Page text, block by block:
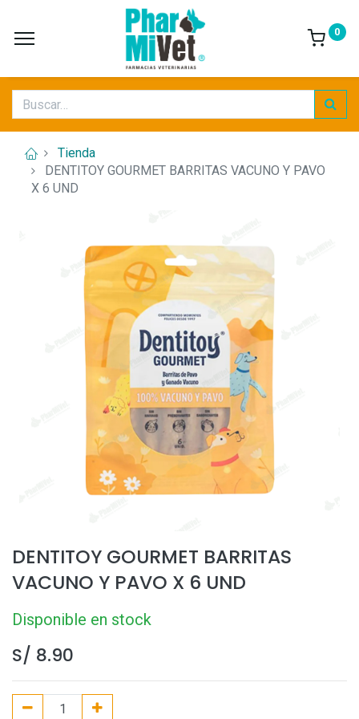
0
Tienda
DENTITOY GOURMET BARRITAS VACUNO Y PAVO
X 6 UND
DENTITOY GOURMET BARRITAS
VACUNO Y PAVO X 6 UND
Disponible en stock
S/ 8.90